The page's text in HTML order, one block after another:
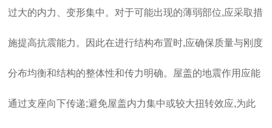
过大的内力、变形集中。对于可能出现的薄弱部位,应采取措
施提高抗震能力。因此在进行结构布置时,应确保质量与刚度
分布均衡和结构的整体性和传力明确。屋盖的地震作用应能
通过支座向下传递;避免屋盖内力集中或较大扭转效应,为此